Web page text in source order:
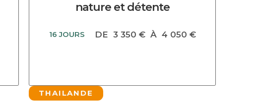
nature et détente
16 JOURS DE 3 350 € À 4 050 €
THAILANDE